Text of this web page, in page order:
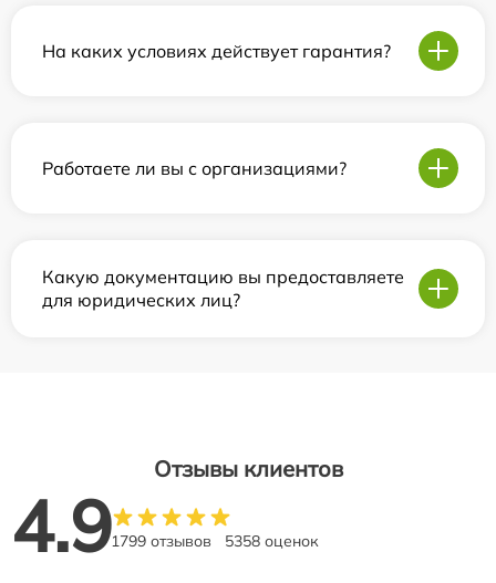
На каких условиях действует гарантия?
Работаете ли вы с организациями?
Какую документацию вы предоставляете
для юридических лиц?
Отзывы клиентов
4.91799 отзывов 5358 оценок